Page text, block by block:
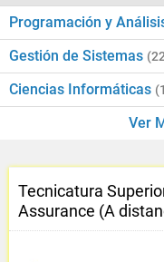
Programación y
Gestión de Sistemas
Ciencias Informáticas
Ver
Tecnicatura
Assurance (A